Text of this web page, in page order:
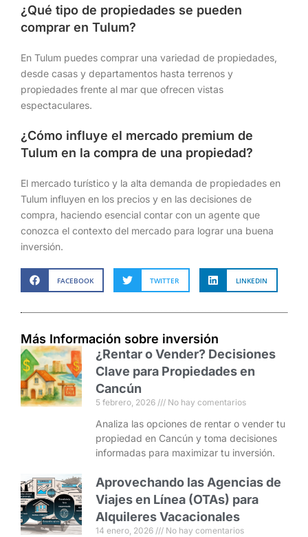
¿Qué tipo de propiedades se pueden
comprar en Tulum?
En Tulum puedes comprar una variedad de propiedades,
desde casas y departamentos hasta terrenos y
propiedades frente al mar que ofrecen vistas
espectaculares.
¿Cómo influye el mercado premium de
Tulum en la compra de una propiedad?
El mercado turístico y la alta demanda de propiedades en
Tulum influyen en los precios y en las decisiones de
compra, haciendo esencial contar con un agente que
conozca el contexto del mercado para lograr una buena
inversión.
FACEBOOK TWITTER LINKEDIN
Más Información sobre inversión
¿Rentar o Vender? Decisiones
Clave para Propiedades en
Cancún
5 febrero, 2026 No hay comentarios
Analiza las opciones de rentar o vender tu
propiedad en Cancún y toma decisiones
informadas para maximizar tu inversión.
Aprovechando las Agencias de
Viajes en Línea (OTAs) para
Alquileres Vacacionales
14 enero, 2026 No hay comentarios